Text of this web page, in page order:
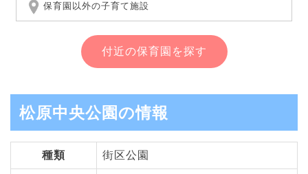
保育園以外の子育て施設
付近の保育園を探す
松原中央公園の情報
種類 街区公園